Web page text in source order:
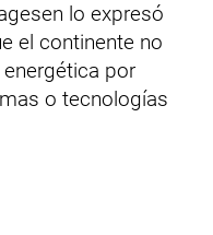
lo expresó
el continente no
por
o tecnologías